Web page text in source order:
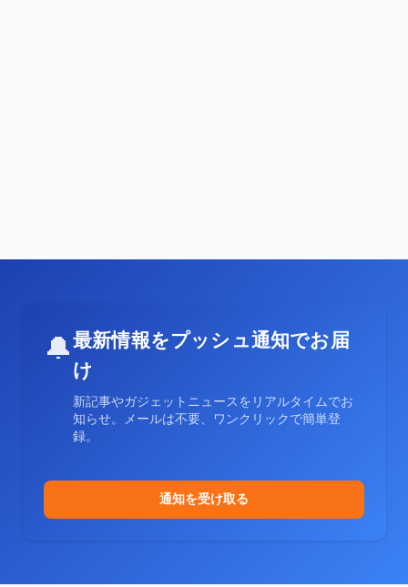
🔔最新情報をプッシュ通知でお届
け
新記事やガジェットニュースをリアルタイムでお
知らせ。メールは不要、ワンクリックで簡単登
録。
通知を受け取る